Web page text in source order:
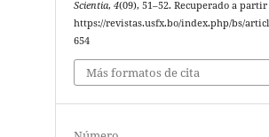
Scientia,4(09), 51–52. Recuperado a
https://revistas.usfx.bo/index.php/bs/
654
Más formatos de cita